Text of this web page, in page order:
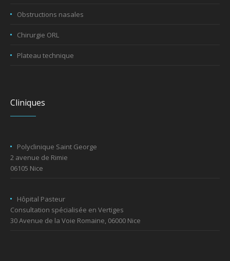
Obstructions nasales
Chirurgie ORL
Plateau technique
Cliniques
Polyclinique Saint George
2 avenue de Rimie
06105 Nice
Hôpital Pasteur
Consultation spécialisée en Vertiges
30 Avenue de la Voie Romaine, 06000 Nice